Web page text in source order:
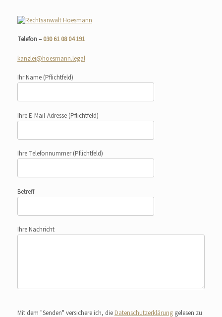
Telefon –030 61 08 04 191
kanzlei@hoesmann.legal
Ihr Name (Pflichtfeld)
Ihre E-Mail-Adresse (Pflichtfeld)
Ihre Telefonnummer(Pflichtfeld)
Betreff
Ihre Nachricht
Mit dem "Senden" versichere ich, die Datenschutzerklärung gelesen zu